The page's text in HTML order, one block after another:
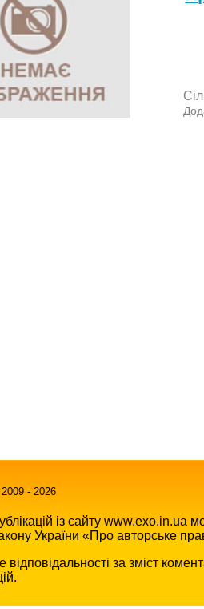
- 2026
із сайту www.exo.in.ua
України «Про авторське
відповідальності за зміст